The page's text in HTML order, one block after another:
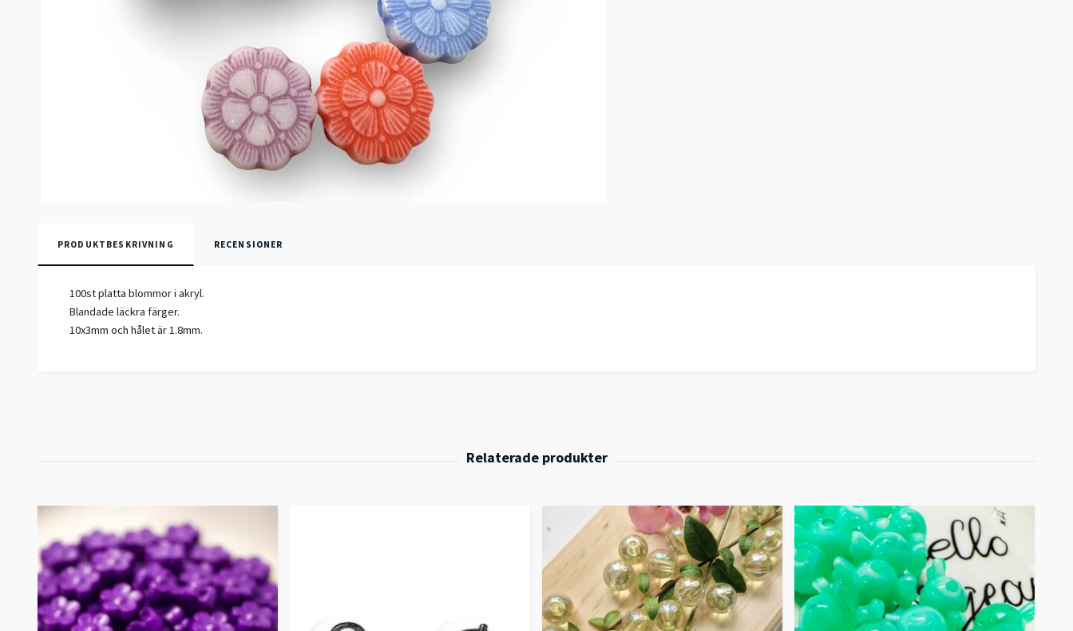
PRODUKTBESKRIVNING RECENSIONER
100st platta blommor i akryl.
Blandade läckra färger.
10x3mm och hålet är 1.8mm.